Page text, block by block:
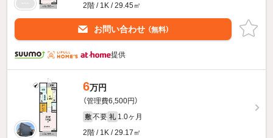
2階 / 1K / 29.45㎡
お問い合わせ （無料）
提供
6万円
（管理費6,500円）
敷 不要 礼 1.0ヶ月
2階 / 1K / 29.17㎡